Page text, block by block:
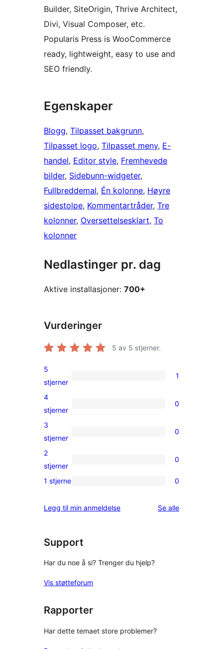
Builder, SiteOrigin, Thrive Architect,
Divi, Visual Composer, etc.
Popularis Press is WooCommerce
ready, lightweight, easy to use and
SEO friendly.
Egenskaper
Blogg, Tilpasset bakgrunn
Tilpasset logo, Tilpasset meny, E-
handel, Editor style, Fremhevede
bilder, Sidebunn-widgeter
Fullbreddemal, Én kolonne, Høyre
sidestolpe, Kommentartråder, Tre
kolonner, Oversettelsesklart, To
kolonner
Nedlastinger pr. dag
Aktive installasjoner: 700+
Vurderinger
5 av 5 stjerner.
1
5-
star
5
stjerner
1
0
4-
star
4
stjerner
0
0
3-
star
3
stjerner
0
0
2-
reviews
2
stjerner
0
0
star
1 stjerne 0
Legg til min anmeldelse Se alleomtalene
Support
Har du noe å si? Trenger du hjelp?
Vis støtteforum
Rapporter
Har dette temaet store problemer?